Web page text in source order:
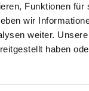
Funktionen
wir
weiter.
haben